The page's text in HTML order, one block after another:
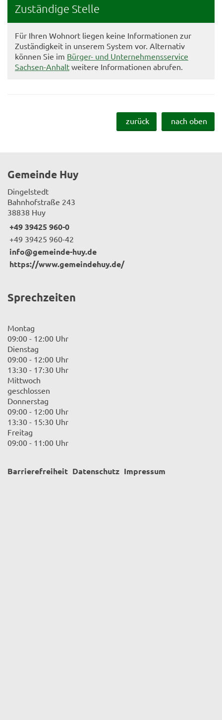
Zuständige Stelle
Für Ihren Wohnort liegen keine Informationen zur
Zuständigkeit in unserem System vor. Alternativ
können Sie im Bürger- und Unternehmensservice
Sachsen-Anhalt weitere Informationen abrufen.
zurück nach oben
Gemeinde Huy
Dingelstedt
Bahnhofstraße 243
38838 Huy
+49 39425 960-0
+49 39425 960-42
info@gemeinde-huy.de
https://www.gemeindehuy.de/
Sprechzeiten
Montag
09:00 - 12:00 Uhr
Dienstag
09:00 - 12:00 Uhr
13:30 - 17:30 Uhr
Mittwoch
geschlossen
Donnerstag
09:00 - 12:00 Uhr
13:30 - 15:30 Uhr
Freitag
09:00 - 11:00 Uhr
Barrierefreiheit Datenschutz Impressum